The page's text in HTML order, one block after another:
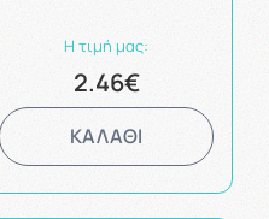
Η τιμή μας:
2.46€
ΚΑΛΑΘΙ